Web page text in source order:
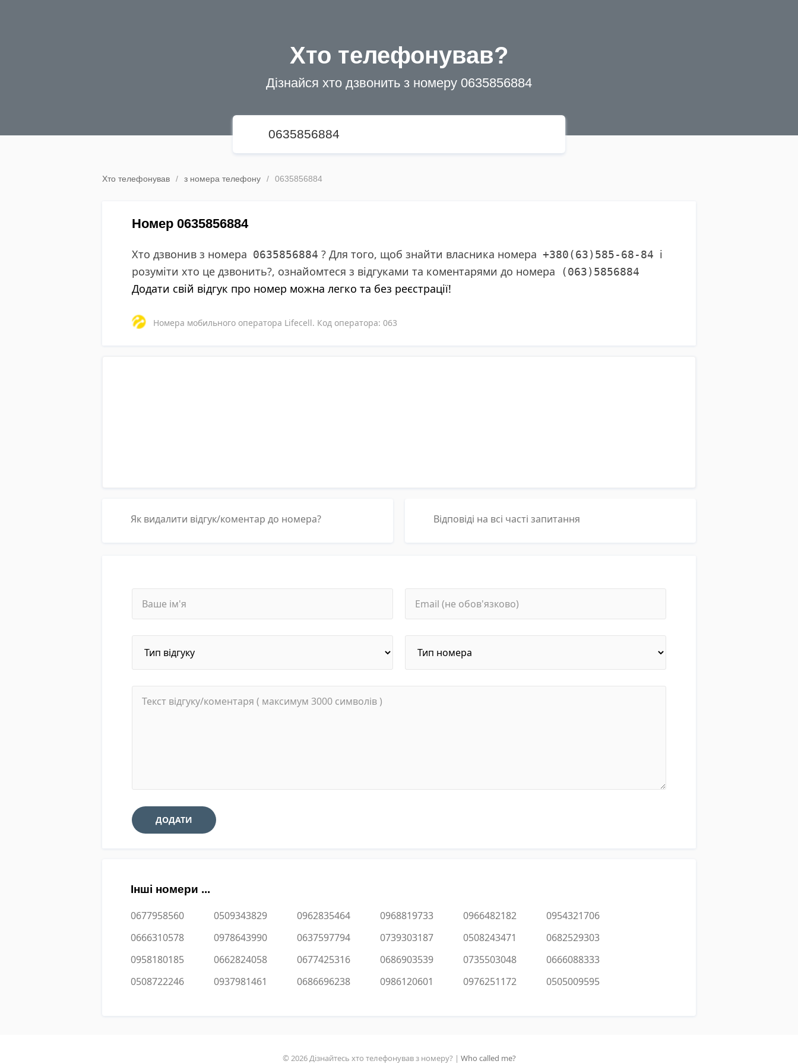
Хто телефонував?
Дізнайся хто дзвонить з номеру 0635856884
Хто телефонував з номера телефону 0635856884
Номер 0635856884
Хто дзвонив з номера 0635856884 ? Для того, щоб знайти власника номера +380(63)585-68-84 і
розуміти хто це дзвонить?, ознайомтеся з відгуками та коментарями до номера
(063)5856884
Додати свій відгук про номер можна легко та без реєстрації!
Номера мобильного оператора Lifecell. Код оператора: 063
Як видалити відгук/коментар до номера? Відповіді на всі часті запитання
Інші номери ...
0677958560 0509343829 0962835464 0968819733 0966482182
0954321706
0666310578
0978643990 0637597794 0739303187 0508243471
0682529303
0958180185
0662824058 0677425316 0686903539 0735503048
0666088333
0508722246
0937981461 0686696238 0986120601 0976251172 0505009595
© 2026 Дізнайтесь хто телефонував з номеру? | Who called me?